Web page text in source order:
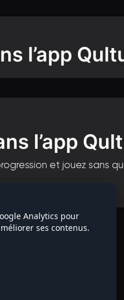
l’app
série
l’app
et jouez sans
Analytics pour
ses contenus.